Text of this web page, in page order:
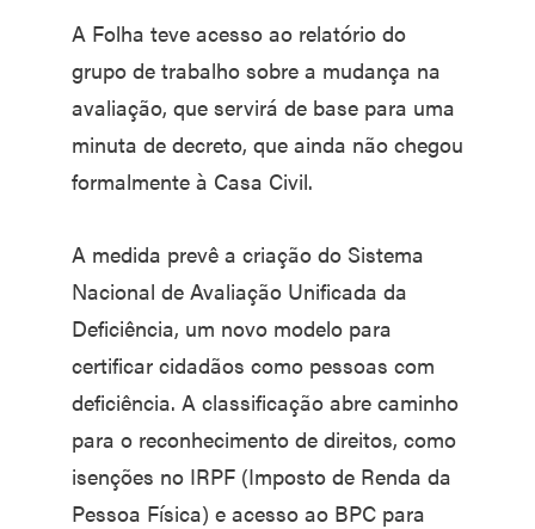
A Folha teve acesso ao relatório do
grupo de trabalho sobre a mudança na
avaliação, que servirá de base para uma
minuta de decreto, que ainda não chegou
formalmente à Casa Civil.
A medida prevê a criação do Sistema
Nacional de Avaliação Unificada da
Deficiência, um novo modelo para
certificar cidadãos como pessoas com
deficiência. A classificação abre caminho
para o reconhecimento de direitos, como
isenções no IRPF (Imposto de Renda da
Pessoa Física) e acesso ao BPC para